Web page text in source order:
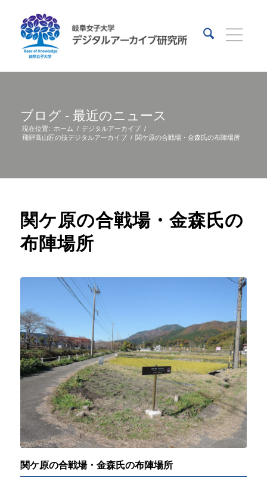
ブログ - 最近のニュース
現在位置: ホーム / デジタルアーカイブ /
飛騨高山匠の技デジタルアーカイブ / 関ケ原の合戦場・金森氏の布陣場所
関ケ原の合戦場・金森氏の
布陣場所
関ケ原の合戦場・金森氏の布陣場所